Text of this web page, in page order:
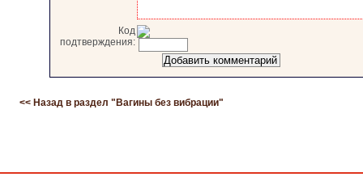
Код
подтверждения:
<< Назад в раздел " Вагины без вибрации"